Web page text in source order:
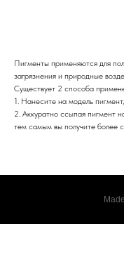
Пигменты применяются для
загрязнения и природные
Существует 2 способа
1. Нанесите на модель
2. Аккуратно ссыпая пигмент
тем самым вы получите более